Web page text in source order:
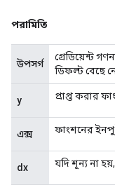
পরামিতি
উপসর্গ
গ্রেডিয়েন্ট
ডিফল্ট বেছে
y প্রাপ্ত করার
এক্স ফাংশনের
dx যদি শূন্য না